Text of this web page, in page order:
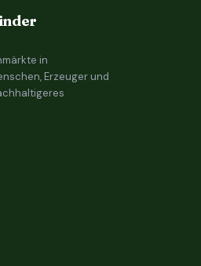
in
Erzeuger und